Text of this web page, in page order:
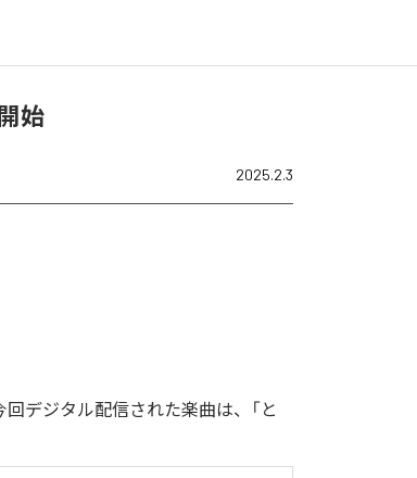
始
2025.2.3
デジタル配信された楽曲は、「と